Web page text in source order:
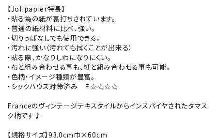
【Jolipapier特長】
・貼る為の紙が裏打ちされています。
・普通の紙材料に比べ、強い。
・切りっぱなしでも使用できる。
・汚れに強い（汚れても拭くことが出来る）
・貼る際、かなりしわになりにくい。
・布と組み合わせる事も、紙と組み合わせる事も可能。
・色柄・イメージ種類が豊富。
・シックハウス対策済み Ｆ☆☆☆☆
Franceのヴィンテージテキスタイルからインスパイヤされたダマス
ク柄です♪
【規格サイズ】93.0cm巾×60cm